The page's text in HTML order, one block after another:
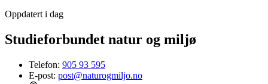
Oppdatert i dag
Studieforbundet natur og miljø
Telefon: 905 93 595
E-post: post@naturogmiljo.no